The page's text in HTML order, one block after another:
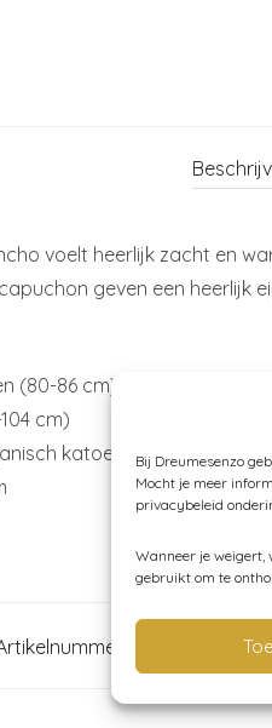
Bij Dreumesenzo
Mocht je meer
privacybeleid
Wanneer je weigert,
gebruikt om te
voelt heerlijk zacht en
geven een heerlijk
(80-86 cm)
cm)
katoen
KS3575 blauw